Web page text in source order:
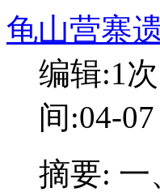
龟山营寨
编辑:1
间:04-
摘要: 一